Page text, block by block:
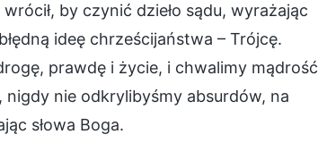
by czynić dzieło sądu, wyrażając
ideę chrześcijaństwa – Trójcę.
prawdę i życie, i chwalimy mądrość
nigdy nie odkrylibyśmy absurdów, na
słowa Boga.